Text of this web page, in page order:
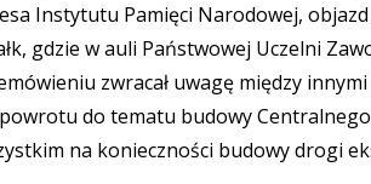
Instytutu Pamięci Narodowej,
gdzie w auli Państwowej Uczelni
zwracał uwagę między
do tematu budowy
na konieczności budowy drogi